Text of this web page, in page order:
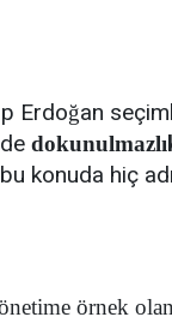
Erdoğan
dokunulmazlı
konuda hiç
örnek